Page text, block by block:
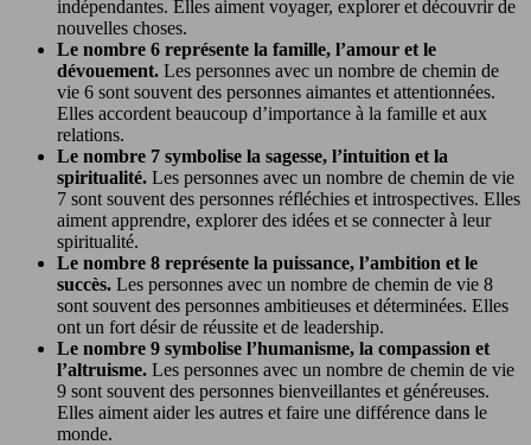
indépendantes. Elles aiment voyager, explorer et découvrir de
nouvelles choses.
Le nombre 6 représente la famille, l’amour et le
dévouement. Les personnes avec un nombre de chemin de
vie 6 sont souvent des personnes aimantes et attentionnées.
Elles accordent beaucoup d’importance à la famille et aux
relations.
Le nombre 7 symbolise la sagesse, l’intuition et la
spiritualité. Les personnes avec un nombre de chemin de vie
7 sont souvent des personnes réfléchies et introspectives. Elles
aiment apprendre, explorer des idées et se connecter à leur
spiritualité.
Le nombre 8 représente la puissance, l’ambition et le
succès. Les personnes avec un nombre de chemin de vie 8
sont souvent des personnes ambitieuses et déterminées. Elles
ont un fort désir de réussite et de leadership.
Le nombre 9 symbolise l’humanisme, la compassion et
l’altruisme. Les personnes avec un nombre de chemin de vie
9 sont souvent des personnes bienveillantes et généreuses.
Elles aiment aider les autres et faire une différence dans le
monde.